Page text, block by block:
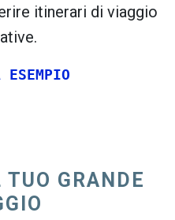
itinerari di viaggio
ESEMPIO
GRANDE